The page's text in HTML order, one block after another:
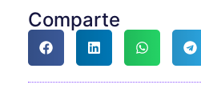
Comparte